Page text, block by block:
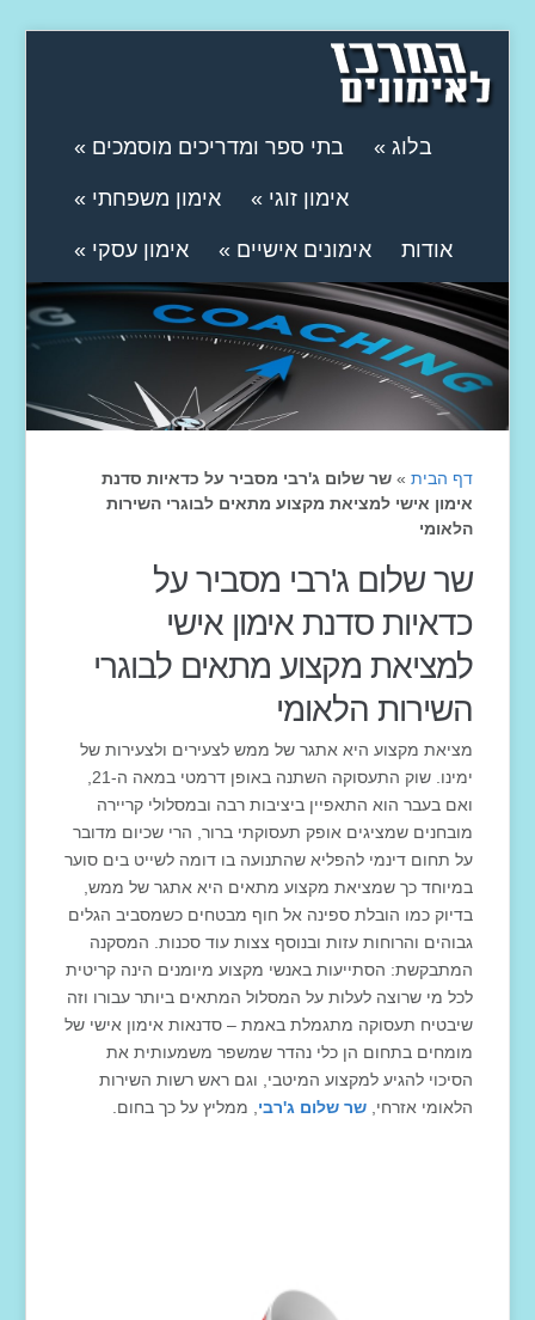
בתי ספר ומדריכים מוסמכים » בלוג»
אימון משפחתי » אימון זוגי »
אימון עסקי » אימונים אישיים » אודות
דף הבית »שר שלום ג'רבי מסביר על כדאיות סדנת
אימון אישי למציאת מקצוע מתאים לבוגרי השירות
הלאומי
שר שלום ג'רבי מסביר על
כדאיות סדנת אימון אישי
למציאת מקצוע מתאים לבוגרי
השירות הלאומי
מציאת מקצוע היא אתגר של ממש לצעירים ולצעירות של
ואם בעבר הוא התאפיין ביציבות רבה ובמסלולי קריירה
מובחנים שמציגים אופק תעסוקתי ברור, הרי שכיום מדובר
על תחום דינמי להפליא שהתנועה בו דומה לשייט בים סוער
במיוחד כך שמציאת מקצוע מתאים היא אתגר של ממש,
בדיוק כמו הובלת ספינה אל חוף מבטחים כשמסביב הגלים
גבוהים והרוחות עזות ובנוסף צצות עוד סכנות. המסקנה
המתבקשת: הסתייעות באנשי מקצוע מיומנים הינה קריטית
לכל מי שרוצה לעלות על המסלול המתאים ביותר עבורו וזה
שיבטיח תעסוקה מתגמלת באמת – סדנאות אימון אישי של
מומחים בתחום הן כלי נהדר שמשפר משמעותית את
הסיכוי להגיע למקצוע המיטבי, וגם ראש רשות השירות
הלאומי אזרחי,שר שלום ג'רבי , ממליץ על כך בחום.